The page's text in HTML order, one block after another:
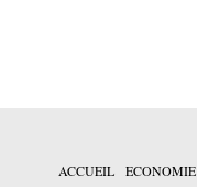
ACCUEIL ECONOMIE